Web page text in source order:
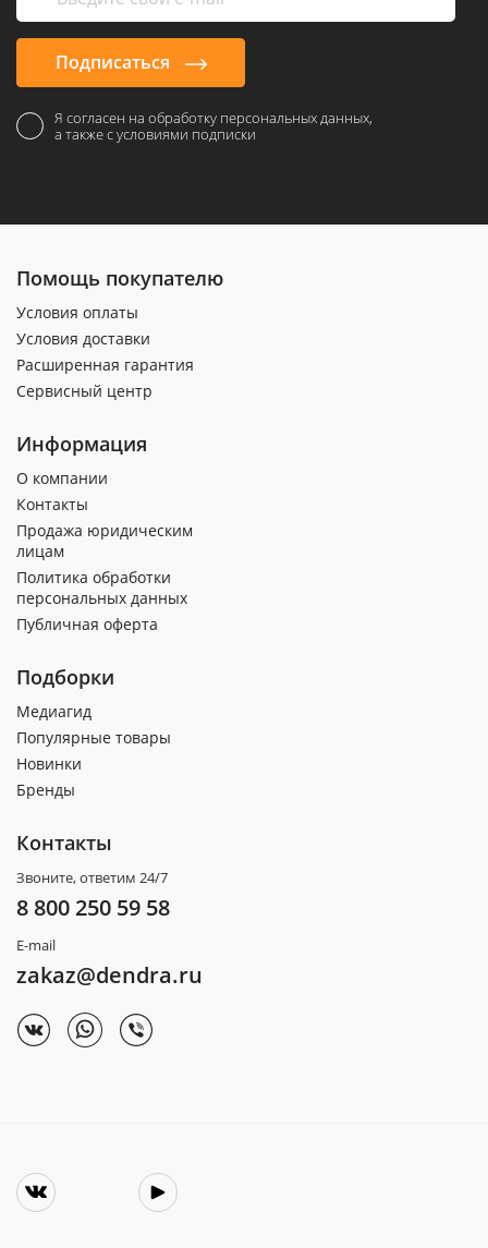
Подписаться
Я согласен на обработку персональных данных,
а также с условиями подписки
Помощь покупателю
Условия оплаты
Условия доставки
Расширенная гарантия
Сервисный центр
Информация
О компании
Контакты
Продажа юридическим
лицам
Политика обработки
персональных данных
Публичная оферта
Подборки
Медиагид
Популярные товары
Новинки
Бренды
Контакты
Звоните, ответим 24/7
8 800 250 59 58
E-mail
zakaz@dendra.ru